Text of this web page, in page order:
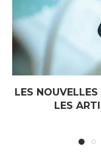
LES
LES